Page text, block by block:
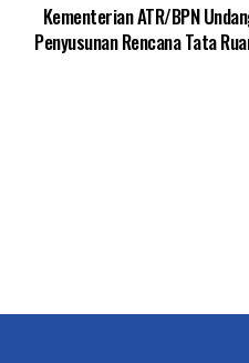
Kementerian ATR/BPN
Penyusunan Rencana Tata